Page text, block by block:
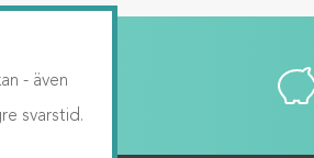
- även
svarstid.